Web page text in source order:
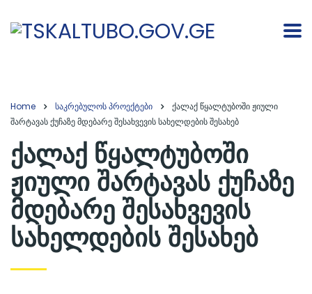
Home საკრებულოს პროექტები
ქალაქ წყალტუბოში ჟიული
შარტავას ქუჩაზე მდებარე შესახვევის სახელდების შესახებ
ქალაქ წყალტუბოში
ჟიული შარტავას ქუჩაზე
მდებარე შესახვევის
სახელდების შესახებ